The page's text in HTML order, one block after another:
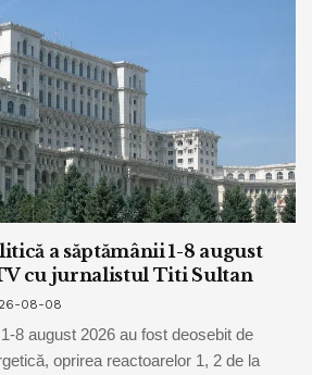
a săptămânii 1-8 august
cu jurnalistul Titi Sultan
08-08
8 august 2026 au fost deosebit de
oprirea reactoarelor 1, 2 de la